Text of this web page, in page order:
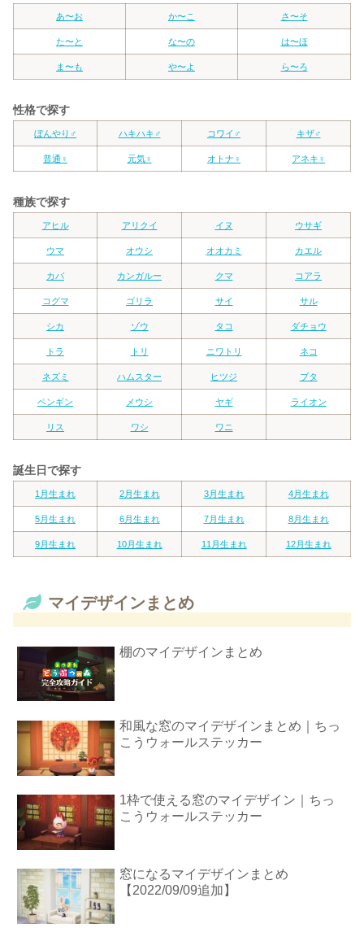
あ〜お か〜こ さ〜そ
た〜と な〜の は〜ほ
ま〜も や〜よ ら〜ろ
性格で探す
ぼんやり♂ ハキハキ♂ コワイ♂ キザ♂
普通♀ 元気♀ オトナ♀ アネキ♀
種族で探す
アヒル アリクイ イヌ ウサギ
ウマ オウシ オオカミ カエル
カバ カンガルー クマ コアラ
コグマ ゴリラ サイ サル
シカ ゾウ タコ ダチョウ
トラ トリ ニワトリ ネコ
ネズミ ハムスター ヒツジ ブタ
ペンギン メウシ ヤギ ライオン
リス ワシ ワニ
誕生日で探す
1月生まれ 2月生まれ 3月生まれ 4月生まれ
5月生まれ 6月生まれ 7月生まれ 8月生まれ
9月生まれ 10月生まれ 11月生まれ 12月生まれ
マイデザインまとめ
棚のマイデザインまとめ
和風な窓のマイデザインまとめ｜ちっ
こうウォールステッカー
1枠で使える窓のマイデザイン｜ちっ
こうウォールステッカー
窓になるマイデザインまとめ
【2022/09/09追加】